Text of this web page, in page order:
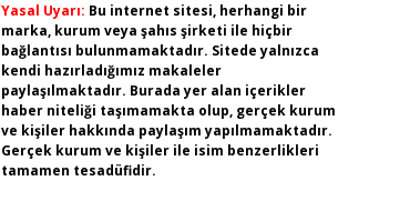
Yasal Uyarı: Bu internet sitesi, herhangi bir
marka, kurum veya şahıs şirketi ile hiçbir
bağlantısı bulunmamaktadır. Sitede yalnızca
kendi hazırladığımız makaleler
paylaşılmaktadır. Burada yer alan içerikler
haber niteliği taşımamakta olup, gerçek kurum
ve kişiler hakkında paylaşım yapılmamaktadır.
Gerçek kurum ve kişiler ile isim benzerlikleri
tamamen tesadüfidir.